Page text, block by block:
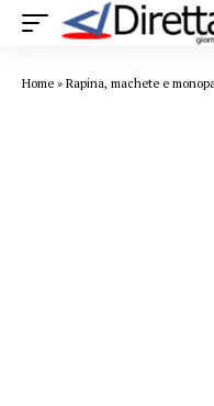
Home » Rapina, machete e